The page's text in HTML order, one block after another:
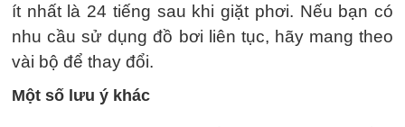
ít nhất là 24 tiếng sau khi giặt phơi. Nếu bạn có
nhu cầu sử dụng đồ bơi liên tục, hãy mang theo
vài bộ để thay đổi.
Một số lưu ý khác